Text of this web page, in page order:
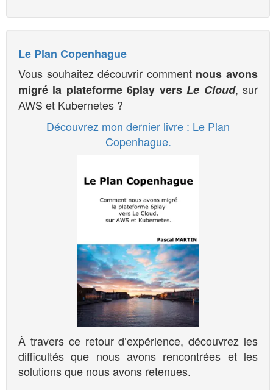
Le Plan Copenhague
Vous souhaitez découvrir comment nous avons
migré la plateforme 6play versLe Cloud, sur
AWS et Kubernetes ?
Découvrez mon dernier livre : Le Plan
Copenhague.
À travers ce retour d’expérience, découvrez les
difficultés que nous avons rencontrées et les
solutions que nous avons retenues.